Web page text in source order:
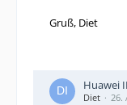
Gruß, Diet
Huawei
Diet 26.